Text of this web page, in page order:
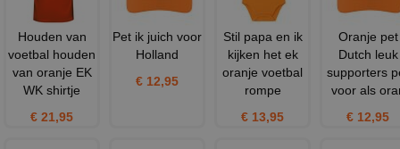
Houden van
voetbal houden
van oranje EK
WK shirtje
€ 21,95
Pet ik juich voor
Holland
€ 12,95
Stil papa en ik
kijken het ek
oranje voetbal
rompe
€ 13,95
Oranje pet
Dutch leuk
supporters
voor als
€ 12,95